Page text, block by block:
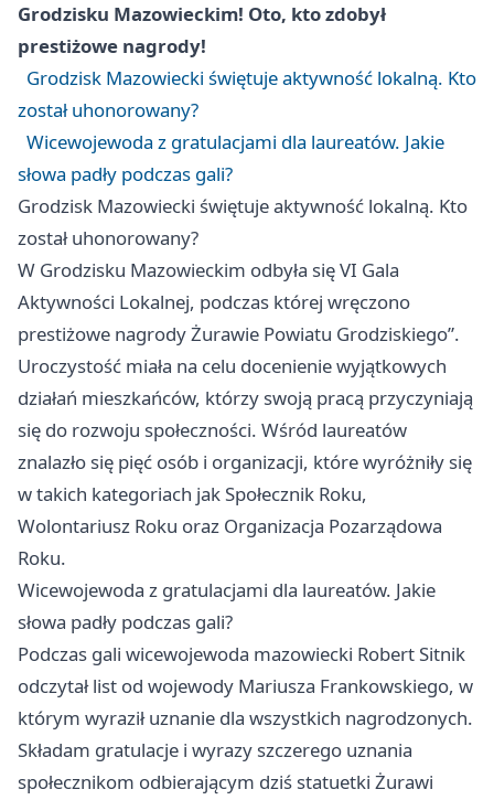
Grodzisku Mazowieckim! Oto, kto zdobył
prestiżowe nagrody!
Grodzisk Mazowiecki świętuje aktywność lokalną. Kto
został uhonorowany?
Wicewojewoda z gratulacjami dla laureatów. Jakie
słowa padły podczas gali?
Grodzisk Mazowiecki świętuje aktywność lokalną. Kto
został uhonorowany?
W Grodzisku Mazowieckim odbyła się VI Gala
Aktywności Lokalnej, podczas której wręczono
prestiżowe nagrody Żurawie Powiatu Grodziskiego”.
Uroczystość miała na celu docenienie wyjątkowych
działań mieszkańców, którzy swoją pracą przyczyniają
się do rozwoju społeczności. Wśród laureatów
znalazło się pięć osób i organizacji, które wyróżniły się
w takich kategoriach jak Społecznik Roku,
Wolontariusz Roku oraz Organizacja Pozarządowa
Roku.
Wicewojewoda z gratulacjami dla laureatów. Jakie
słowa padły podczas gali?
Podczas gali wicewojewoda mazowiecki Robert Sitnik
odczytał list od wojewody Mariusza Frankowskiego, w
którym wyraził uznanie dla wszystkich nagrodzonych.
Składam gratulacje i wyrazy szczerego uznania
społecznikom odbierającym dziś statuetki Żurawi